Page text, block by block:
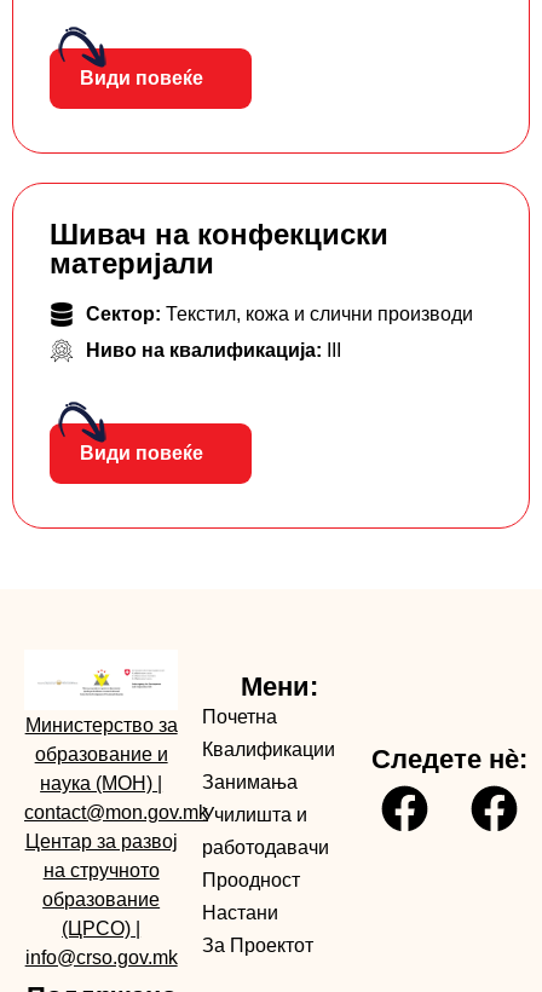
Види повеќе
Шивач на конфекциски
материјали
Сектор: Текстил, кожа и слични производи
Ниво на квалификација:
Види повеќе
Министерство за
образование и
наука (МОН)
contact@mon.gov.mk
Центар за развој
на стручното
образование
(ЦРСО)
info@crso.gov.mk
Мени:
Почетна
Квалификации
Занимања
Училишта и
работодавачи
Проодност
Настани
За Проектот
Следете нè: